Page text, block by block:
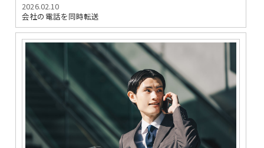
2026.02.10
会社の電話を同時転送